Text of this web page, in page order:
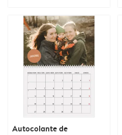
Autocolante de